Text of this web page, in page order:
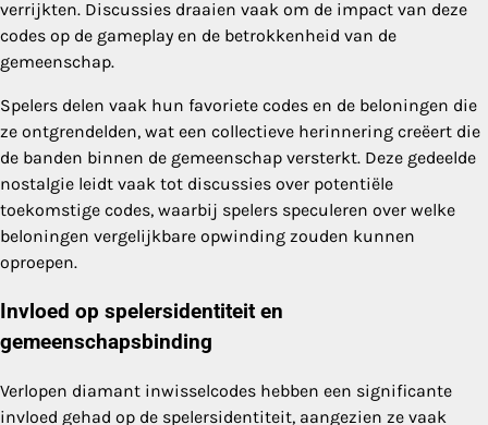
verrijkten. Discussies draaien vaak om de impact van deze
codes op de gameplay en de betrokkenheid van de
gemeenschap.
Spelers delen vaak hun favoriete codes en de beloningen die
ze ontgrendelden, wat een collectieve herinnering creëert die
de banden binnen de gemeenschap versterkt. Deze gedeelde
nostalgie leidt vaak tot discussies over potentiële
toekomstige codes, waarbij spelers speculeren over welke
beloningen vergelijkbare opwinding zouden kunnen
oproepen.
Invloed op spelersidentiteit en
gemeenschapsbinding
Verlopen diamant inwisselcodes hebben een significante
invloed gehad op de spelersidentiteit, aangezien ze vaak